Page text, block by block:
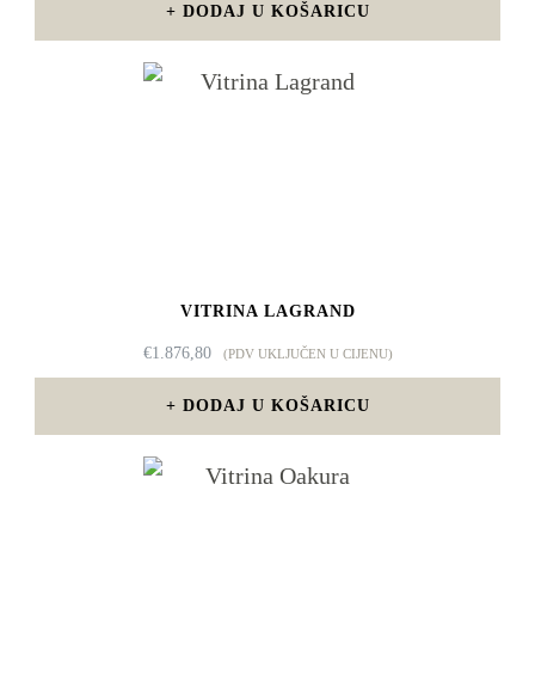
DODAJ U KOŠARICU
VITRINA LAGRAND
€1.876,80 (PDV UKLJUČEN U CIJENU)
DODAJ U KOŠARICU